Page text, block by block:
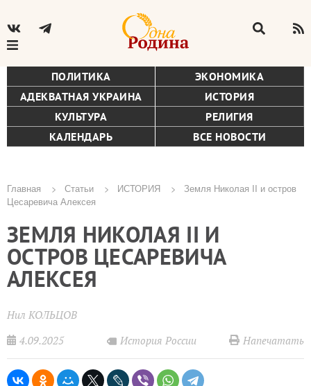
ПОЛИТИКА
ЭКОНОМИКА
АДЕКВАТНАЯ УКРАИНА
ИСТОРИЯ
КУЛЬТУРА
РЕЛИГИЯ
КАЛЕНДАРЬ
ВСЕ НОВОСТИ
Строка
навигации
Главная Статьи ИСТОРИЯ
Земля Николая II и остров
Цесаревича Алексея
ЗЕМЛЯ НИКОЛАЯ II И
ОСТРОВ ЦЕСАРЕВИЧА
АЛЕКСЕЯ
Нил КОЛЬЦОВ
4.09.2025
История России Напечатать